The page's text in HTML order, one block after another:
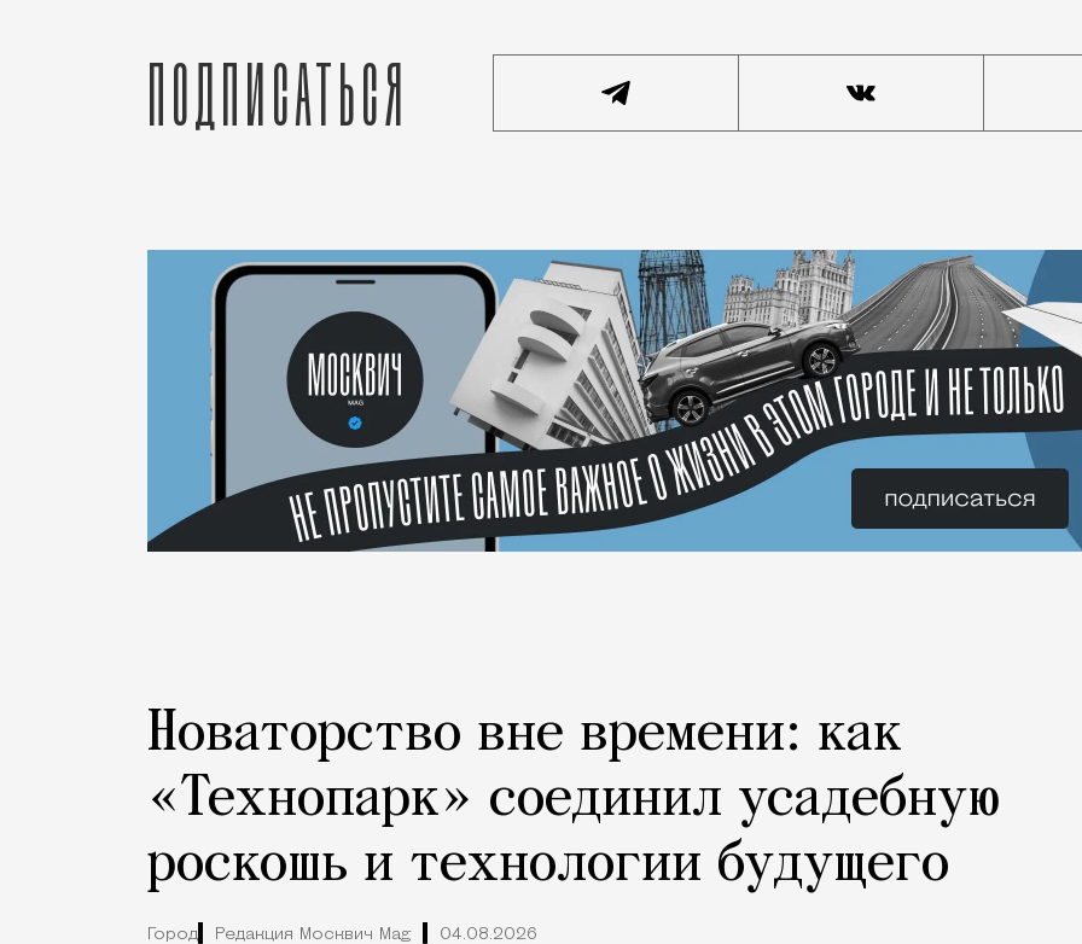
Подписаться
Новаторство вне времени: как
«Технопарк» соединил усадебную
роскошь и технологии будущего
Город Редакция Москвич Mag 04.08.2026